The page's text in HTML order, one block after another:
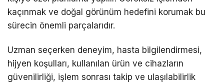
kaçınmak ve doğal görünüm hedefini korumak bu
sürecin önemli parçalarıdır.
Uzman seçerken deneyim, hasta bilgilendirmesi,
hijyen koşulları, kullanılan ürün ve cihazların
güvenilirliği, işlem sonrası takip ve ulaşılabilirlik